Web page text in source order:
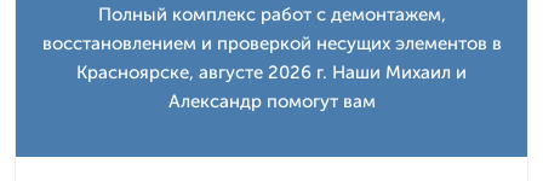
Полный комплекс работ с демонтажем,
восстановлением и проверкой несущих элементов в
Красноярске, августе 2026 г. Наши Михаил и
Александр помогут вам